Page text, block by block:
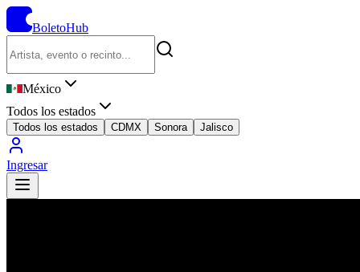
BoletoHub
México
Todos los estados
Todos los estados CDMX Sonora Jalisco
Ingresar